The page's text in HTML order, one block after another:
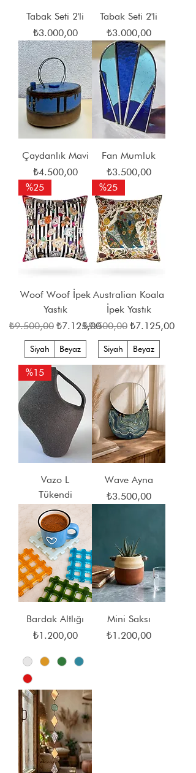
Tabak Seti 2'li
Fiyat
₺3.000,00
Tabak Seti 2'li
Fiyat
₺3.000,00
Çaydanlık Mavi
Fiyat
₺4.500,00
Fan Mumluk
Fiyat
₺3.500,00
%25
Woof Woof İpek
Yastık
Normal Fiyat
₺9.500,00 İndirimli Fiyat
₺7.125,00
Siyah Beyaz
%25
Australian Koala
İpek Yastık
Normal Fiyat
₺9.500,00 İndirimli Fiyat
₺7.125,00
Siyah Beyaz
%15
Vazo L
Tükendi
Wave Ayna
Fiyat
₺3.500,00
Bardak Altlığı
Fiyat
₺1.200,00
Mini Saksı
Fiyat
₺1.200,00